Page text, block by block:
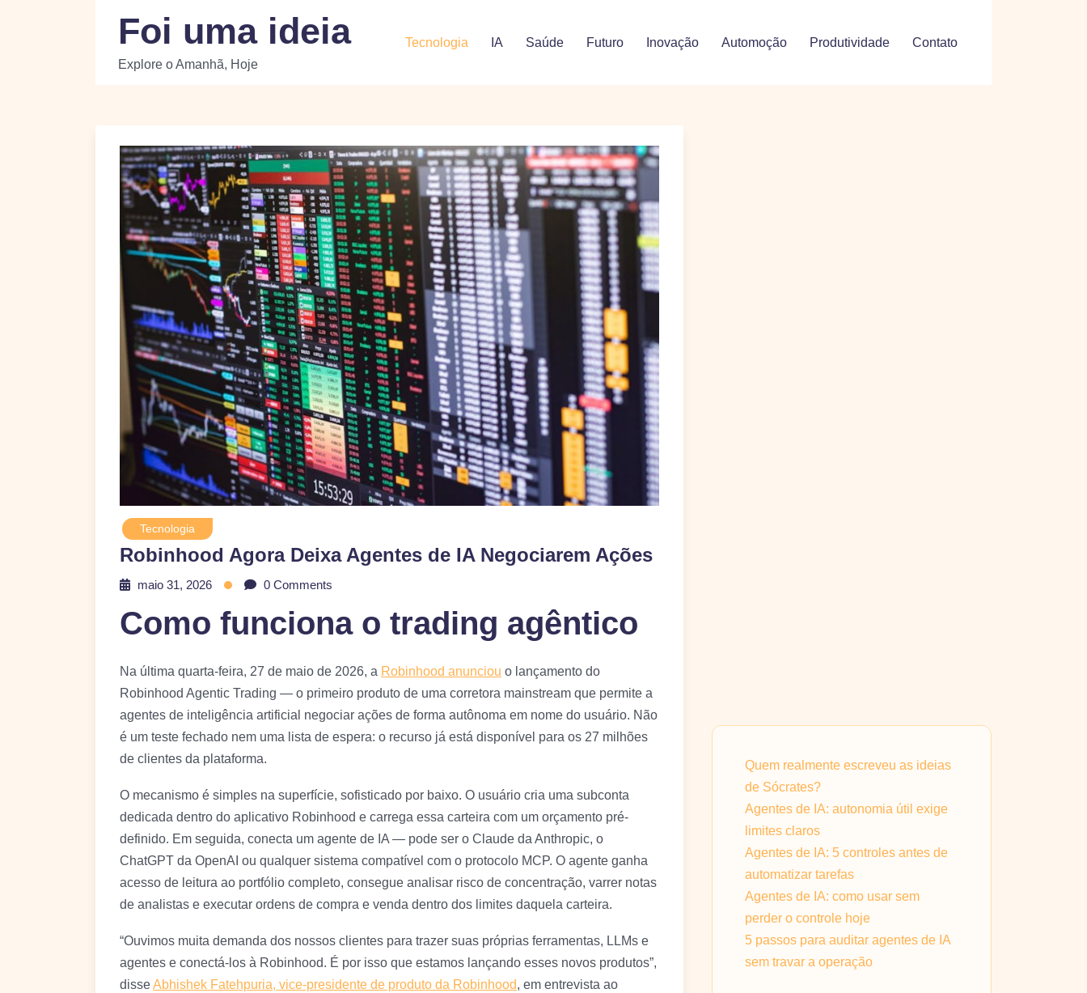
Foi uma ideia
Explore o Amanhã, Hoje
Tecnologia IA Saúde Futuro Inovação Automoção Produtividade Contato
Tecnologia
Robinhood Agora Deixa Agentes de IA Negociarem Ações
maio 31, 2026 0 Comments
Como funciona o trading agêntico
Na última quarta-feira, 27 de maio de 2026, a Robinhood anunciou o lançamento do
Robinhood Agentic Trading — o primeiro produto de uma corretora mainstream que permite a
agentes de inteligência artificial negociar ações de forma autônoma em nome do usuário. Não
é um teste fechado nem uma lista de espera: o recurso já está disponível para os 27 milhões
de clientes da plataforma.
O mecanismo é simples na superfície, sofisticado por baixo. O usuário cria uma subconta
dedicada dentro do aplicativo Robinhood e carrega essa carteira com um orçamento pré-
definido. Em seguida, conecta um agente de IA — pode ser o Claude da Anthropic, o
ChatGPT da OpenAI ou qualquer sistema compatível com o protocolo MCP. O agente ganha
acesso de leitura ao portfólio completo, consegue analisar risco de concentração, varrer notas
de analistas e executar ordens de compra e venda dentro dos limites daquela carteira.
“Ouvimos muita demanda dos nossos clientes para trazer suas próprias ferramentas, LLMs e
agentes e conectá-los à Robinhood. É por isso que estamos lançando esses novos produtos”,
disseAbhishek Fatehpuria, vice-presidente de produto da Robinhood, em entrevista ao
Quem realmente escreveu as ideias
de Sócrates?
Agentes de IA: autonomia útil exige
limites claros
Agentes de IA: 5 controles antes de
automatizar tarefas
Agentes de IA: como usar sem
perder o controle hoje
5 passos para auditar agentes de IA
sem travar a operação